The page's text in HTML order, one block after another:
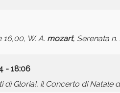
W. A. mozart, Serenata n.
- 18:06
Gloria!, il Concerto di Natale